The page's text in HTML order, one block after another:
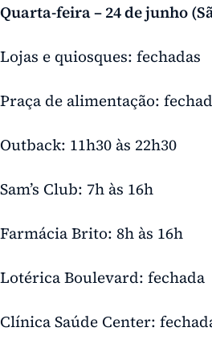
Quarta-feira – 24 de junho
Lojas e quiosques: fechadas
Praça de alimentação:
Outback: 11h30 às 22h30
Sam’s Club: 7h às 16h
Farmácia Brito: 8h às 16h
Lotérica Boulevard: fechada
Clínica Saúde Center: